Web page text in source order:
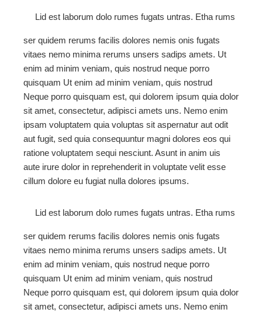
Lid est laborum dolo rumes fugats untras. Etha rums
ser quidem rerums facilis dolores nemis onis fugats
vitaes nemo minima rerums unsers sadips amets. Ut
enim ad minim veniam, quis nostrud neque porro
quisquam Ut enim ad minim veniam, quis nostrud
Neque porro quisquam est, qui dolorem ipsum quia dolor
sit amet, consectetur, adipisci amets uns. Nemo enim
ipsam voluptatem quia voluptas sit aspernatur aut odit
aut fugit, sed quia consequuntur magni dolores eos qui
ratione voluptatem sequi nesciunt. Asunt in anim uis
aute irure dolor in reprehenderit in voluptate velit esse
cillum dolore eu fugiat nulla dolores ipsums.
Lid est laborum dolo rumes fugats untras. Etha rums
ser quidem rerums facilis dolores nemis onis fugats
vitaes nemo minima rerums unsers sadips amets. Ut
enim ad minim veniam, quis nostrud neque porro
quisquam Ut enim ad minim veniam, quis nostrud
Neque porro quisquam est, qui dolorem ipsum quia dolor
sit amet, consectetur, adipisci amets uns. Nemo enim